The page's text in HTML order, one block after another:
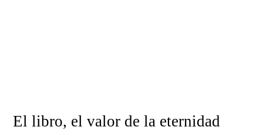
El libro, el valor de la eternidad